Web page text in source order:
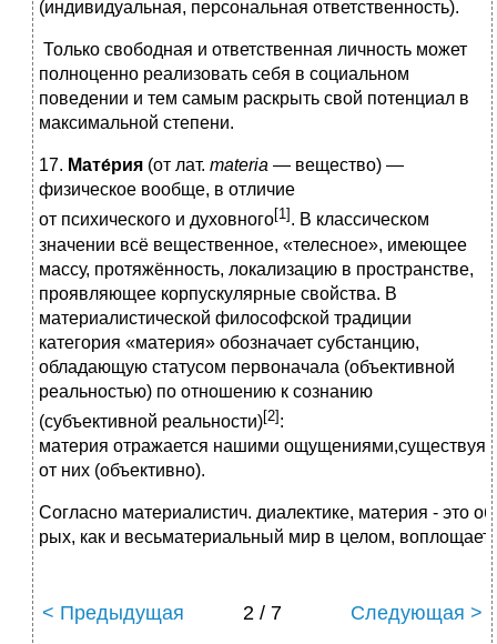
(индивидуальная, персональная ответственность).
Только свободная и ответственная личность может
полно­ценно реализовать себя в социальном
поведении и тем самым раскрыть свой потенциал в
максимальной степени.
17. Мате́рия (от лат. materia — вещество) —
физическое вообще, в отличие
от психического и духовного[1] . В классическом
значении всё вещественное, «телесное», имеющее
массу, протяжённость, локализацию в пространстве,
проявляющее корпускулярные свойства. В
материалистической философской традиции
категория «материя» обозначает субстанцию,
обладающую статусом первоначала (объективной
реальностью) по отношению к сознанию
(субъективной реальности)[2] :
материя отражается нашими ощущениями,существуя
от них (объективно).
Согласно материалистич. диалектике, материя - это
рых, как и весьматериальный мир в целом,
< Предыдущая 2 / 7 Следующая >